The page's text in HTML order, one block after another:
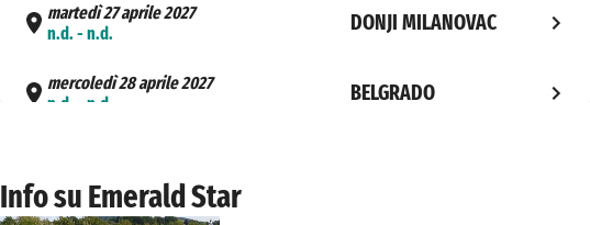
martedì 27 aprile 2027
n.d. - n.d.
DONJI MILANOVAC
mercoledì 28 aprile 2027
n.d. - n.d.
BELGRADO
venerdì 30 aprile 2027
n.d. - n.d.
Info su Emerald Star